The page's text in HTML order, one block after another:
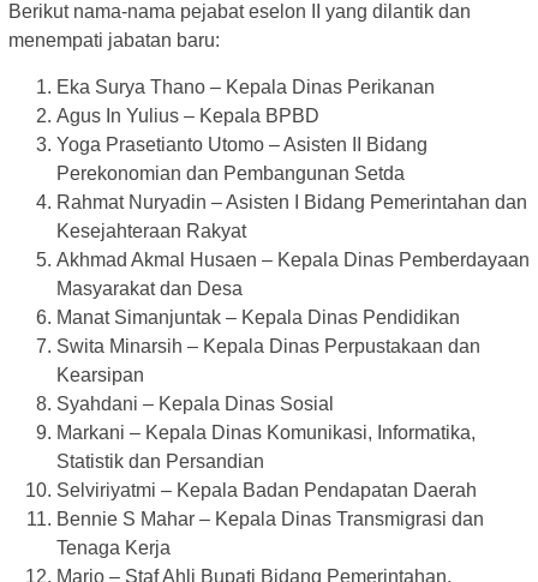
Berikut nama-nama pejabat eselon II yang dilantik dan
menempati jabatan baru:
Eka Surya Thano – Kepala Dinas Perikanan
Agus In Yulius – Kepala BPBD
Yoga Prasetianto Utomo – Asisten II Bidang
Perekonomian dan Pembangunan Setda
Rahmat Nuryadin – Asisten I Bidang Pemerintahan dan
Kesejahteraan Rakyat
Akhmad Akmal Husaen – Kepala Dinas Pemberdayaan
Masyarakat dan Desa
Manat Simanjuntak – Kepala Dinas Pendidikan
Swita Minarsih – Kepala Dinas Perpustakaan dan
Kearsipan
Syahdani – Kepala Dinas Sosial
Markani – Kepala Dinas Komunikasi, Informatika,
Statistik dan Persandian
Selviriyatmi – Kepala Badan Pendapatan Daerah
Bennie S Mahar – Kepala Dinas Transmigrasi dan
Tenaga Kerja
Mario – Staf Ahli Bupati Bidang Pemerintahan,